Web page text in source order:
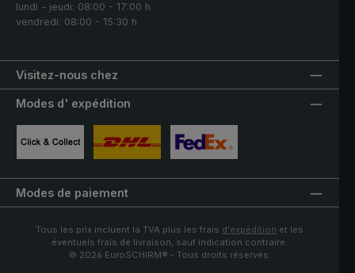
Visitez-nous chez
lundi - jeudi: 08:00 - 17:00 h
vendredi: 08:00 - 15:30 h
Modes d' expédition
Modes de paiement
Tous les prix incluent la TVA plus les frais d'expédition et les
éventuels frais de livraison, sauf indication contraire.
© 2026 EuroSCHIRM® - Tous droits réservés.